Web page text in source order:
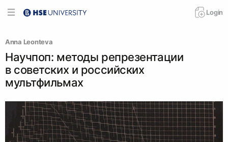
Login
Anna Leonteva
Научпоп: методы репрезентации
в советских и российских
мультфильмах